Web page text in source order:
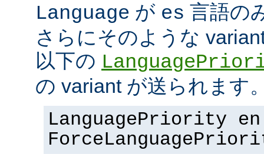
Language が es 言語の
さらにそのような
以下の
の variant が送られます
LanguagePriority